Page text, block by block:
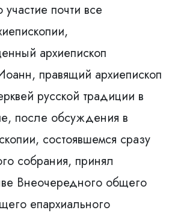
почти все
архиепископ
правящий архиепископ
русской традиции в
после обсуждения в
состоявшемся сразу
собрания, принял
Внеочередного общего
епархиального